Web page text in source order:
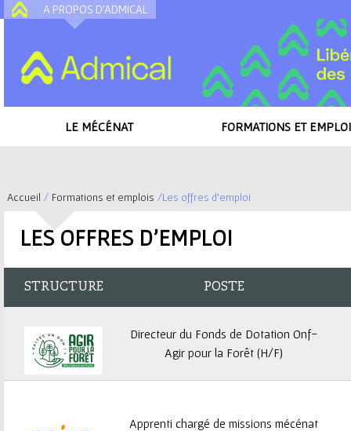
A PROPOS D'ADMICAL
LE MÉCÉNAT FORMATIONS ET
t
Accueil / Formations et emplois /Les offres d'emploi
LES OFFRES D'EMPLOI
STRUCTURE POSTE
Directeur du Fonds de Dotation Onf-
Agir pour la Forêt (H/F)
Apprenti chargé de missions mécénat